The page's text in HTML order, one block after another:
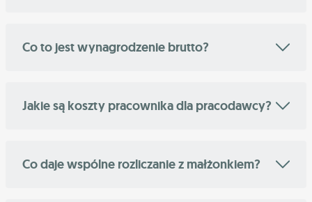
Co to jest wynagrodzenie brutto?
Jakie są koszty pracownika dla pracodawcy?
Co daje wspólne rozliczanie z małżonkiem?